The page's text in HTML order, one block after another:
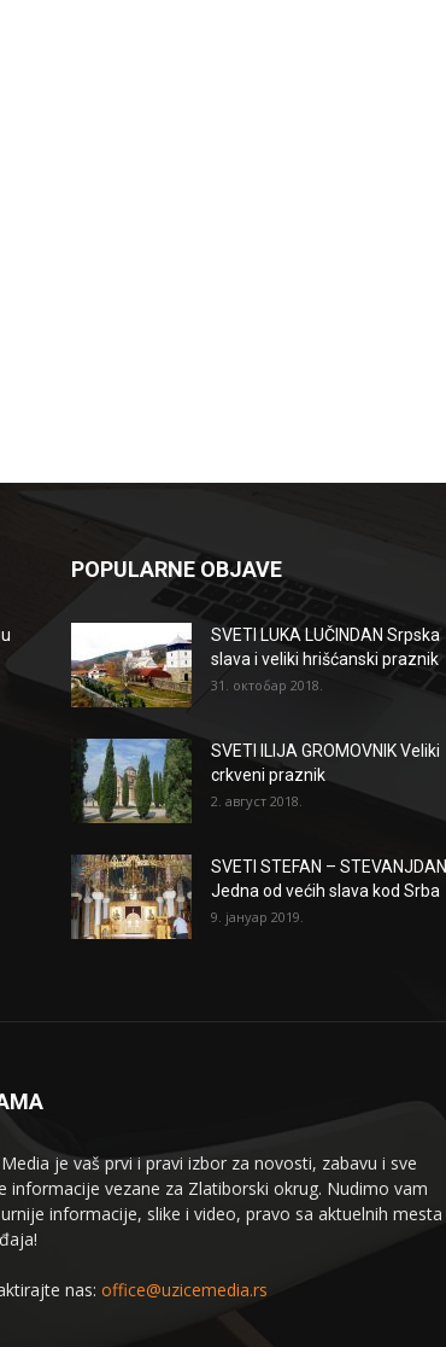
POPULARNE OBJAVE
SVETI LUKA LUČINDAN Srpska
slava i veliki hrišćanski praznik
31. октобар 2018.
SVETI ILIJA GROMOVNIK Veliki
crkveni praznik
2. август 2018.
SVETI STEFAN – STEVANJDAN
Jedna od većih slava kod Srba
9. јануар 2019.
je vaš prvi i pravi izbor za novosti, zabavu i sve
informacije vezane za Zlatiborski okrug. Nudimo vam
informacije, slike i video, pravo sa aktuelnih mesta
nas: office@uzicemedia.rs